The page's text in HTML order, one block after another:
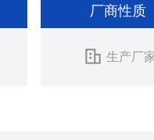
厂商性质
生产厂